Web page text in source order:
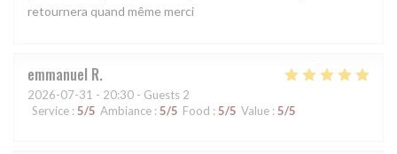
retournera quand même merci
emmanuel R
2026-07-31 - 20:30 - Guests 2
Service : 5/5 Ambiance : 5/5 Food : 5/5 Value : 5/5